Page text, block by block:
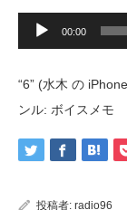
ヤ
00:00
“6” (水木 の
ンル: ボイスメモ
投稿者: radio96